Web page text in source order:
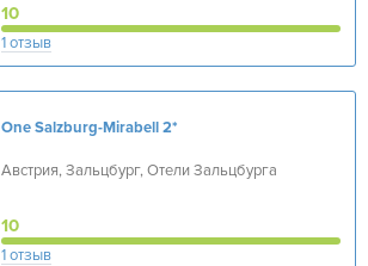
10
1 отзыв
One Salzburg-Mirabell2*
Австрия, Зальцбург, Отели Зальцбурга
10
1 отзыв